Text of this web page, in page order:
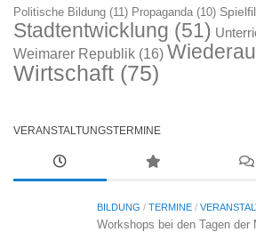
Politische Bildung (11) Propaganda (10)
Stadtentwicklung (51)
Weimarer Republik (16)
Wirtschaft (75)
VERANSTALTUNGSTERMINE
BILDUNG / TERMINE /
Workshops bei den Tagen der